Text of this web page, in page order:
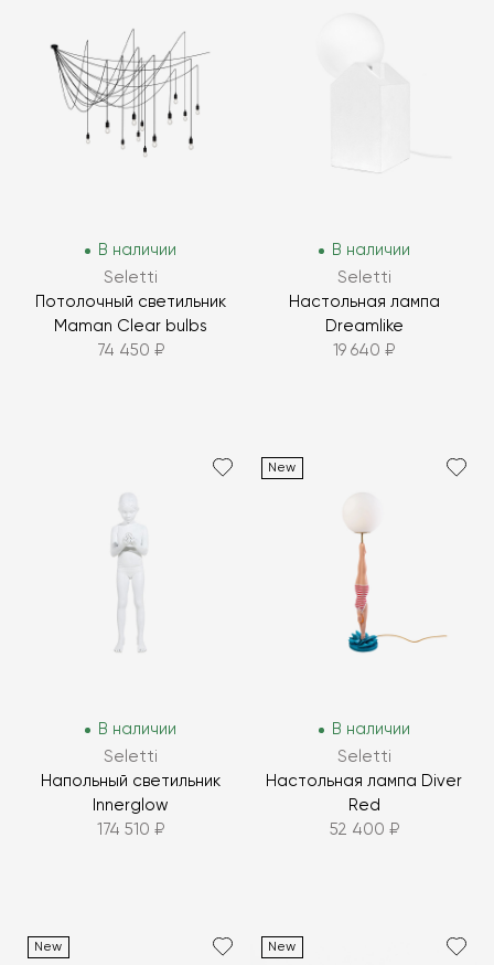
В наличии
Seletti
Потолочный светильник
Maman Clear bulbs
74 450 ₽
В наличии
Seletti
Настольная лампа
Dreamlike
19 640 ₽
В наличии
Seletti
Напольный светильник
Innerglow
174 510 ₽
New
В наличии
Seletti
Настольная лампа Diver
Red
52 400 ₽
New New